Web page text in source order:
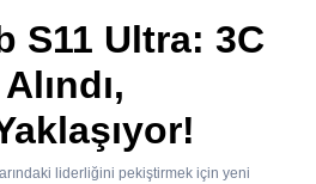
S11 Ultra: 3C
liderliğini pekiştirmek için yeni